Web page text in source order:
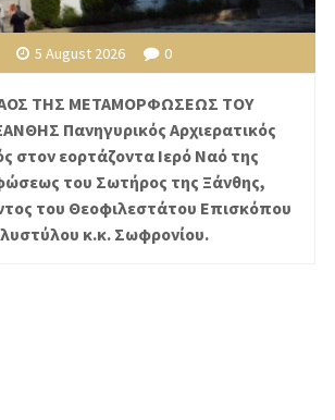
5 August 2026 0
ΤΗΣ ΜΕΤΑΜΟΡΦΩΣΕΩΣ ΤΟΥ
Πανηγυρικός Αρχιερατικός
στον εορτάζοντα Ιερό Ναό της
του Σωτήρος της Ξάνθης,
του Θεοφιλεστάτου Επισκόπου
κ.κ. Σωφρονίου.